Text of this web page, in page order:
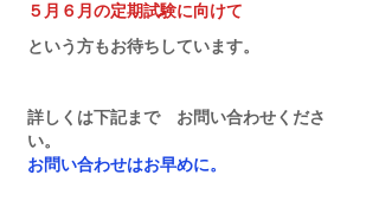
５月６月の定期試験に向けて
という方もお待ちしています。
詳しくは下記まで　お問い合わせくださ
い。
お問い合わせはお早めに。